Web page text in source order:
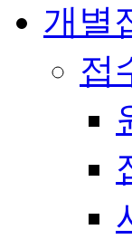
개별
접